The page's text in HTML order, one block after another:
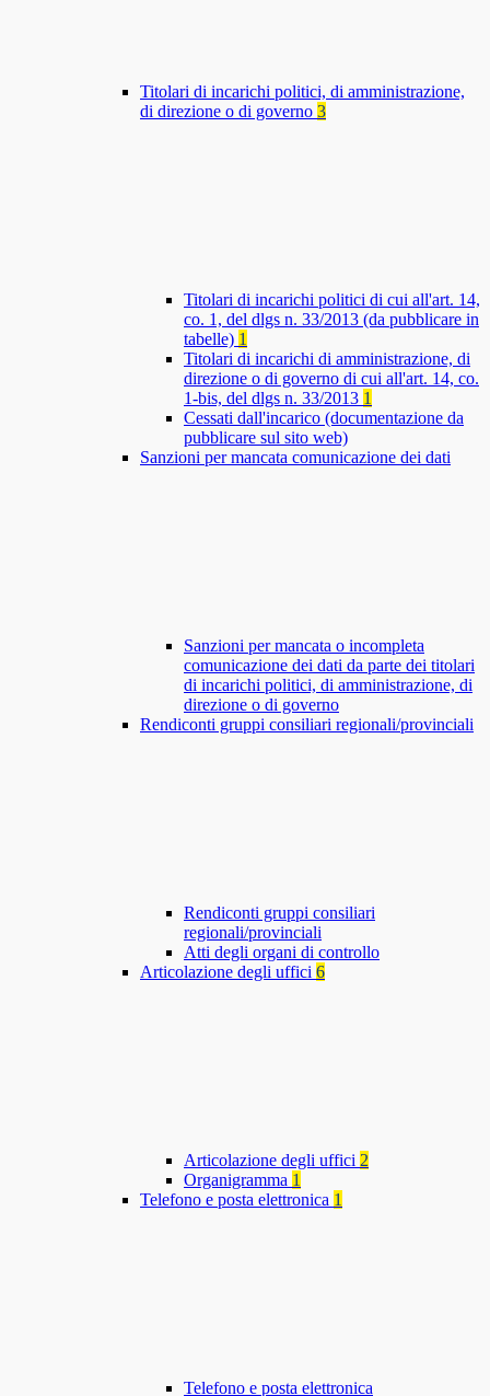
Titolari di incarichi politici, di amministrazione,
di direzione o di governo 3
Titolari di incarichi politici di cui all'art. 14,
co. 1, del dlgs n. 33/2013 (da pubblicare in
tabelle) 1
Titolari di incarichi di amministrazione, di
direzione o di governo di cui all'art. 14, co.
1-bis, del dlgs n. 33/2013 1
Cessati dall'incarico (documentazione da
pubblicare sul sito web)
Sanzioni per mancata comunicazione dei dati
Sanzioni per mancata o incompleta
comunicazione dei dati da parte dei titolari
di incarichi politici, di amministrazione, di
direzione o di governo
Rendiconti gruppi consiliari regionali/provinciali
Rendiconti gruppi consiliari
regionali/provinciali
Atti degli organi di controllo
Articolazione degli uffici 6
Articolazione degli uffici 2
Organigramma 1
Telefono e posta elettronica 1
Telefono e posta elettronica